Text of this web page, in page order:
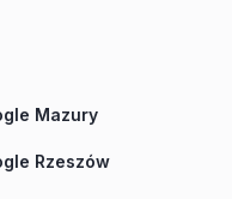
Mazury
Rzeszów